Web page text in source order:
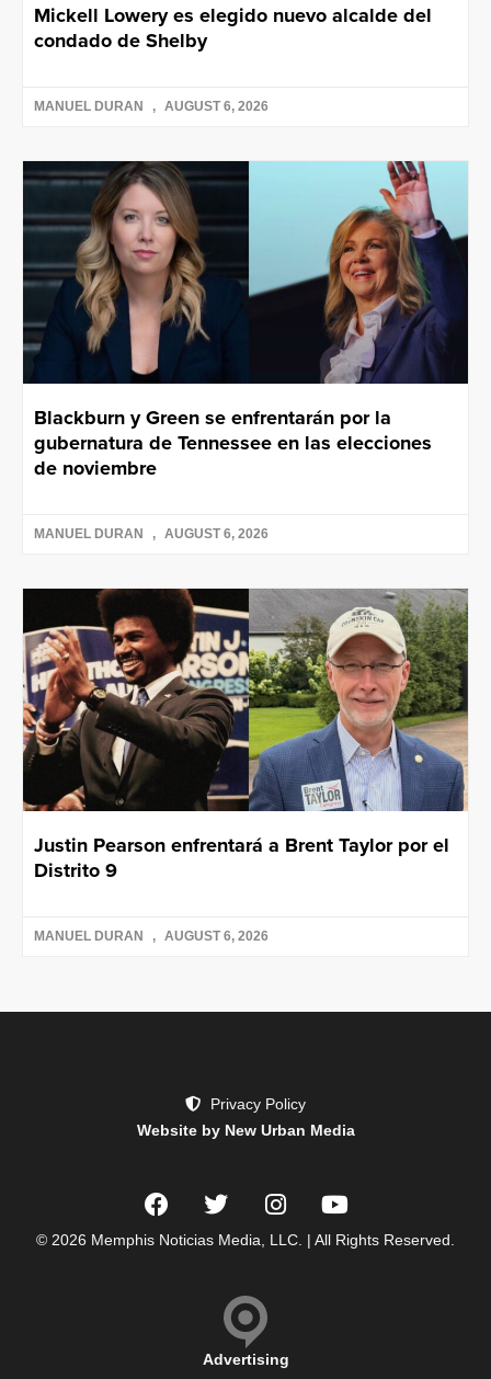
Mickell Lowery es elegido nuevo alcalde del
condado de Shelby
MANUEL DURAN AUGUST 6, 2026
Blackburn y Green se enfrentarán por la
gubernatura de Tennessee en las elecciones
de noviembre
MANUEL DURAN AUGUST 6, 2026
Justin Pearson enfrentará a Brent Taylor por el
Distrito 9
MANUEL DURAN AUGUST 6, 2026
Privacy Policy
Website by New Urban Media
© 2026 Memphis Noticias Media, LLC. | All Rights Reserved.
Advertising